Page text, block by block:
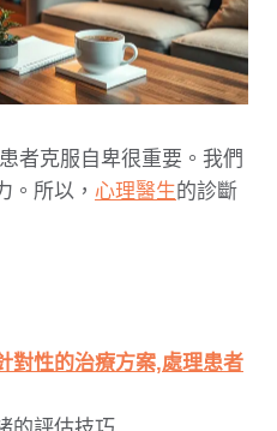
患者克服自卑很重要。我們
。所以， 心理醫生的診斷
對性的治療方案,處理患者